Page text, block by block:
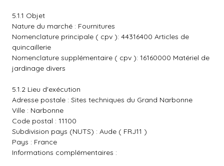
5.1.1 Objet
Nature du marché : Fournitures
Nomenclature principale ( cpv ): 44316400 Articles de
quincaillerie
Nomenclature supplémentaire ( cpv ): 16160000 Matériel de
jardinage divers
5.1.2 Lieu d'exécution
Adresse postale : Sites techniques du Grand Narbonne
Ville : Narbonne
Code postal : 11100
Subdivision pays (NUTS) : Aude ( FRJ11 )
Pays : France
Informations complémentaires :